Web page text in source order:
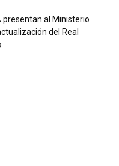
presentan al Ministerio
del Real